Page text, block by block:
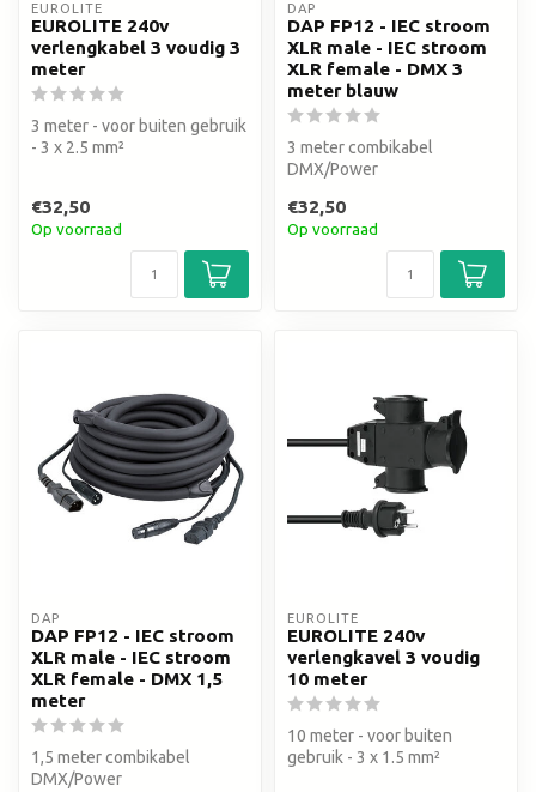
EUROLITE
EUROLITE 240v
verlengkabel 3 voudig 3
meter
3 meter - voor buiten gebruik
- 3 x 2.5 mm²
€32,50
Op voorraad
DAP
DAP FP12 - IEC stroom
XLR male - IEC stroom
XLR female - DMX 3
meter blauw
3 meter combikabel
DMX/Power
€32,50
Op voorraad
DAP
DAP FP12 - IEC stroom
XLR male - IEC stroom
XLR female - DMX 1,5
meter
1,5 meter combikabel
DMX/Power
EUROLITE
EUROLITE 240v
verlengkavel 3 voudig
10 meter
10 meter - voor buiten
gebruik - 3 x 1.5 mm²